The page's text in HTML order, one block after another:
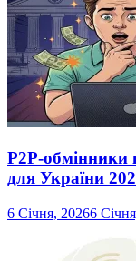
P2P-обмінники
для України
6 Січня, 20266